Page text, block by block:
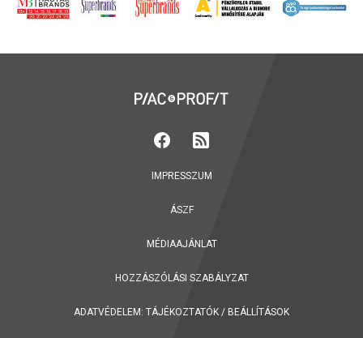
IMPRESSZUM
ÁSZF
MÉDIAAJÁNLAT
HOZZÁSZÓLÁSI SZABÁLYZAT
ADATVÉDELEM: TÁJÉKOZTATÓK / BEÁLLÍTÁSOK